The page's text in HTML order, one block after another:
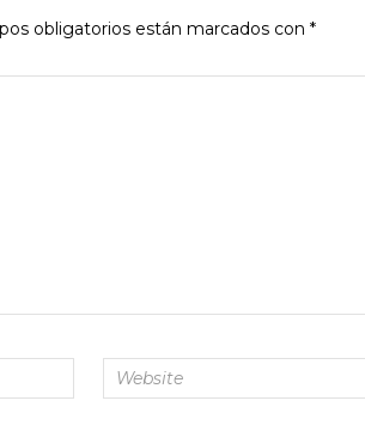
obligatorios están marcados con *